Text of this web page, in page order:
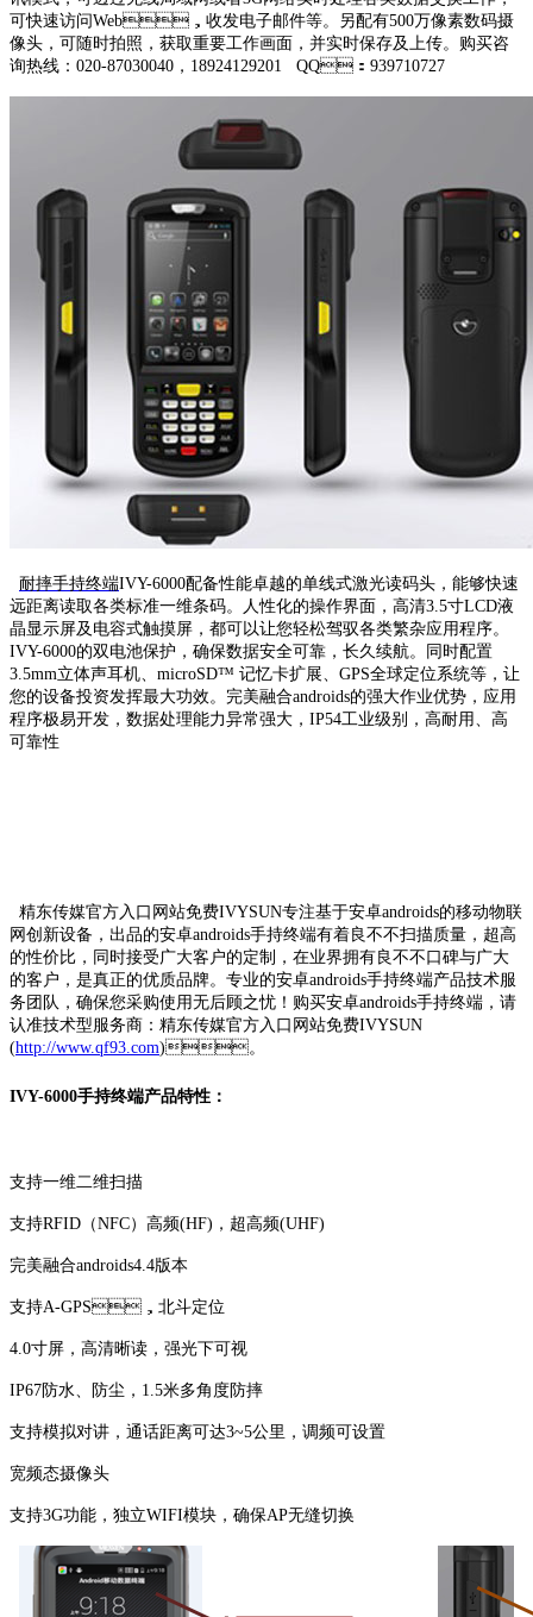
可快速访问Web，收发电子邮件等。另配有500万像素数码摄
像头，可随时拍照，获取重要工作画面，并实时保存及上传。购买咨
询热线：020-87030040，18924129201 QQ：939710727
耐摔手持终端IVY-6000配备性能卓越的单线式激光读码头，能够快速
远距离读取各类标准一维条码。人性化的操作界面，高清3.5寸LCD液
晶显示屏及电容式触摸屏，都可以让您轻松驾驭各类繁杂应用程序。
IVY-6000的双电池保护，确保数据安全可靠，长久续航。同时配置
3.5mm立体声耳机、microSD™ 记忆卡扩展、GPS全球定位系统等，让
您的设备投资发挥最大功效。完美融合androids的强大作业优势，应用
程序极易开发，数据处理能力异常强大，IP54工业级别，高耐用、高
可靠性
精东传媒官方入口网站免费IVYSUN专注基于安卓androids的移动物联
网创新设备，出品的安卓androids手持终端有着良不不扫描质量，超高
的性价比，同时接受广大客户的定制，在业界拥有良不不口碑与广大
的客户，是真正的优质品牌。专业的安卓androids手持终端产品技术服
务团队，确保您采购使用无后顾之忧！购买安卓androids手持终端，请
认准技术型服务商：精东传媒官方入口网站免费IVYSUN
(http://www.qf93.com)。
IVY-6000手持终端产品特性：
支持一维二维扫描
支持RFID（NFC）高频(HF)，超高频(UHF)
完美融合androids4.4版本
支持A-GPS，北斗定位
4.0寸屏，高清晰读，强光下可视
IP67防水、防尘，1.5米多角度防摔
支持模拟对讲，通话距离可达3~5公里，调频可设置
宽频态摄像头
支持3G功能，独立WIFI模块，确保AP无缝切换